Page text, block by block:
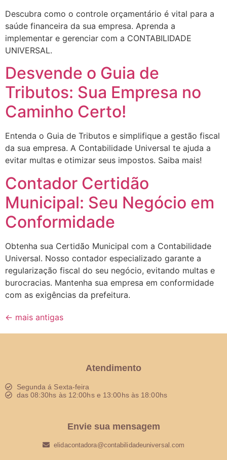
Descubra como o controle orçamentário é vital para a
saúde financeira da sua empresa. Aprenda a
implementar e gerenciar com a CONTABILIDADE
UNIVERSAL.
Desvende o Guia de
Tributos: Sua Empresa no
Caminho Certo!
Entenda o Guia de Tributos e simplifique a gestão fiscal
da sua empresa. A Contabilidade Universal te ajuda a
evitar multas e otimizar seus impostos. Saiba mais!
Contador Certidão
Municipal: Seu Negócio em
Conformidade
Obtenha sua Certidão Municipal com a Contabilidade
Universal. Nosso contador especializado garante a
regularização fiscal do seu negócio, evitando multas e
burocracias. Mantenha sua empresa em conformidade
com as exigências da prefeitura.
← mais antigas
Atendimento
Segunda á Sexta-feira
das 08:30hs às 12:00hs e 13:00hs às 18:00hs
Envie sua mensagem
elidacontadora@contabilidadeuniversal.com